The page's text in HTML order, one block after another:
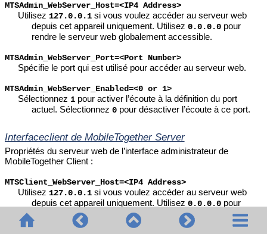
MTSAdmin_WebServer_Host=<IP4 Address>
Utilisez 127.0.0.1 si vous voulez accéder au serveur web
depuis cet appareil uniquement. Utilisez0.0.0.0 pour
rendre le serveur web globalement accessible.
MTSAdmin_WebServer_Port=<Port Number>
Spécifie le port qui est utilisé pour accéder au serveur web.
MTSAdmin_WebServer_Enabled=<0 or 1>
Sélectionnez 1 pour activer l’écoute à la définition du port
actuel. Sélectionnez0 pour désactiver l’écoute à ce port.
Interfaceclient de MobileTogether Server
Propriétés du serveur web de l’interface administrateur de
MobileTogether Client :
MTSClient_WebServer_Host=<IP4 Address>
Utilisez 127.0.0.1 si vous voulez accéder au serveur web
depuis cet appareil uniquement. Utilisez0.0.0.0 pour
rendre le serveur web globalement accessible.